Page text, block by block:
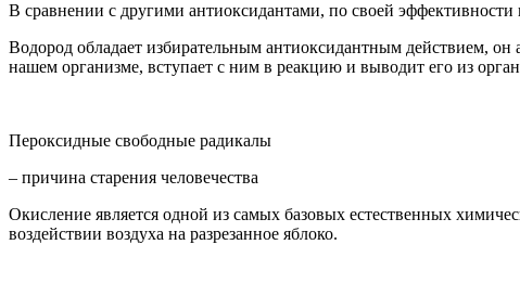
В сравнении с другими антиоксидантами, по своей эффективности
Водород обладает избирательным антиоксидантным действием,
нашем организме, вступает с ним в реакцию и выводит его из
Пероксидные свободные радикалы
– причина старения человечества
Окисление является одной из самых базовых естественных
воздействии воздуха на разрезанное яблоко.